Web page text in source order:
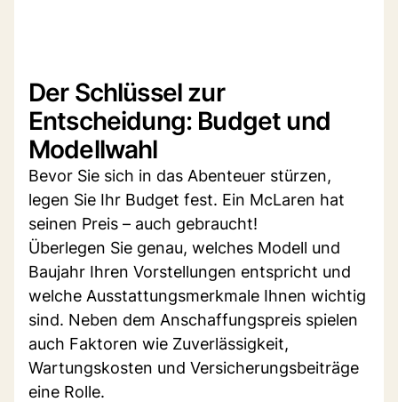
Der Schlüssel zur
Entscheidung: Budget und
Modellwahl
Bevor Sie sich in das Abenteuer stürzen,
legen Sie Ihr Budget fest. Ein McLaren hat
seinen Preis – auch gebraucht!
Überlegen Sie genau, welches Modell und
Baujahr Ihren Vorstellungen entspricht und
welche Ausstattungsmerkmale Ihnen wichtig
sind. Neben dem Anschaffungspreis spielen
auch Faktoren wie Zuverlässigkeit,
Wartungskosten und Versicherungsbeiträge
eine Rolle.